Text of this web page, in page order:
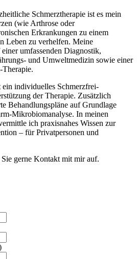
Schmerztherapie ist es mein
(wie Arthrose oder
Erkrankungen zu einem
Leben zu verhelfen. Meine
umfassenden Diagnostik,
und Umweltmedizin sowie einer
ein individuelles Schmerzfrei-
der Therapie. Zusätzlich
Behandlungspläne auf Grundlage
Mikrobiomanalyse. In meinen
ich praxisnahes Wissen zur
– für Privatpersonen und
gerne Kontakt mit mir auf.